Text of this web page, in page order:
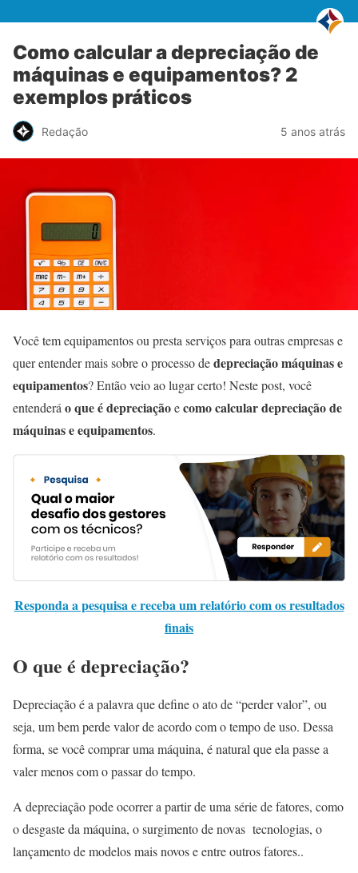
Como calcular a depreciação de
máquinas e equipamentos? 2
exemplos práticos
Redação 5 anos atrás
Você tem equipamentos ou presta serviços para outras empresas e
quer entender mais sobre o processo dedepreciação máquinas e
equipamentos? Então veio ao lugar certo! Neste post, você
entenderáo que é depreciaçãoecomo calcular depreciação de
máquinas e equipamentos.
Responda a pesquisa e receba um relatório com os resultados
finais
O que é depreciação?
Depreciação é a palavra que define o ato de “perder valor”, ou
seja, um bem perde valor de acordo com o tempo de uso. Dessa
forma, se você comprar uma máquina, é natural que ela passe a
valer menos com o passar do tempo.
A depreciação pode ocorrer a partir de uma série de fatores, como
o desgaste da máquina, o surgimento de novas tecnologias, o
lançamento de modelos mais novos e entre outros fatores..